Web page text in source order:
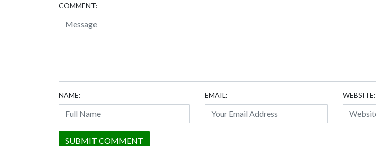
COMMENT:
NAME: EMAIL: WEBSITE: